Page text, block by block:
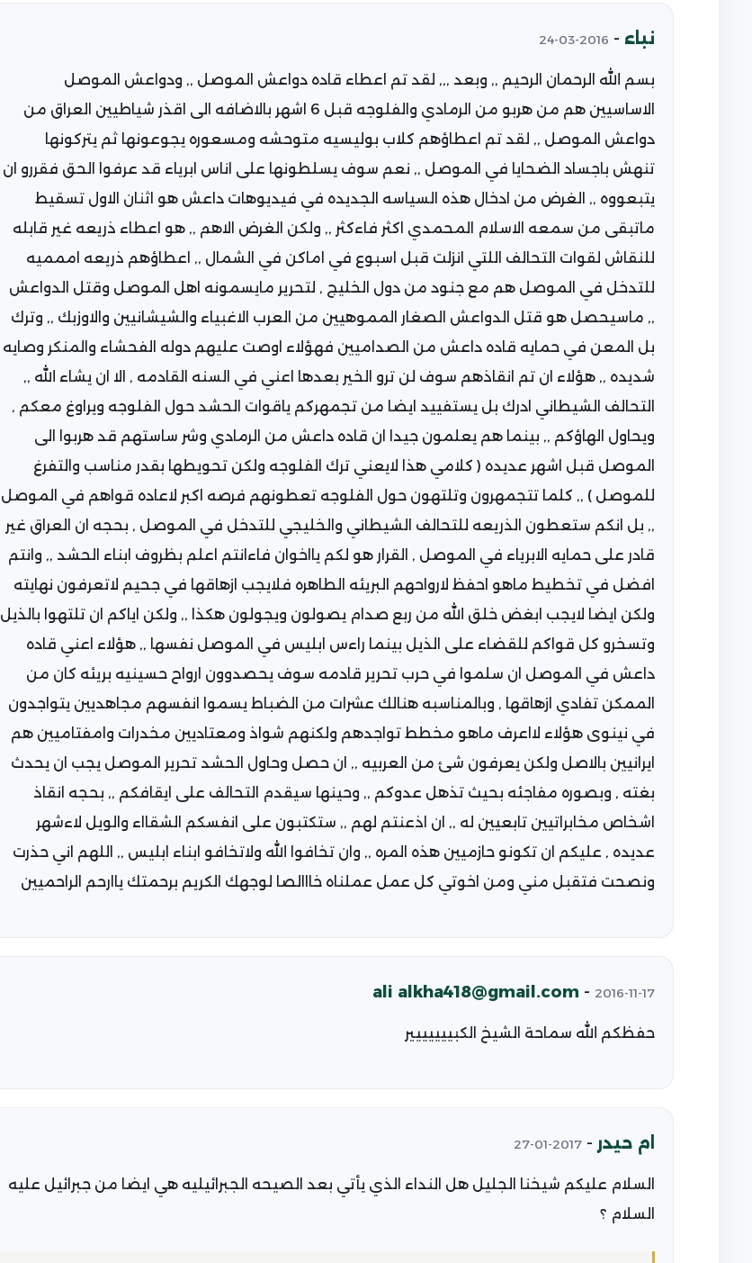
نباء -
2016-03-24
بسم الله الرحمان الرحيم ,, وبعد ,,, لقد تم اعطاء قاده دواعش الموصل ,, ودواعش الموصل
الاساسيين هم من هربو من الرمادي والفلوجه قبل 6 اشهر بالاضافه الى اقذر شياطيين العراق من
دواعش الموصل ,, لقد تم اعطاؤهم كلاب بوليسيه متوحشه ومسعوره يجوعونها ثم يتركونها
تنهش باجساد الضحايا في الموصل ,, نعم سوف يسلطونها على اناس ابرياء قد عرفوا الحق فقررو ان
يتبعووه ,, الغرض من ادخال هذه السياسه الجديده في فيديوهات داعش هو اثنان الاول تسقيط
ماتبقى من سمعه الاسلام المحمدي اكثر فاءكثر ,, ولكن الغرض الاهم ,, هو اعطاء ذريعه غير قابله
للنقاش لقوات التحالف اللتي انزلت قبل اسبوع في اماكن في الشمال ,, اعطاؤهم ذريعه اممميه
للتدخل في الموصل هم مع جنود من دول الخليج , لتحرير مايسمونه اهل الموصل وقتل الدواعش
,, ماسيحصل هو قتل الدواعش الصغار المموهيين من العرب الاغبياء والشيشانيين والاوزبك ,, وترك
بل المعن في حمايه قاده داعش من الصداميين فهؤلاء اوصت عليهم دوله الفحشاء والمنكر وصايه
شديده ,, هؤلاء ان تم انقاذهم سوف لن ترو الخير بعدها اعني في السنه القادمه , الا ان يشاء الله ,,
التحالف الشيطاني ادرك بل يستفييد ايضا من تجمهركم ياقوات الحشد حول الفلوجه ويراوغ معكم ,
ويحاول الهاؤكم ,, بينما هم يعلمون جيدا ان قاده داعش من الرمادي وشر ساستهم قد هربوا الى
الموصل قبل اشهر عديده ( كلامي هذا لايعني ترك الفلوجه ولكن تحويطها بقدر مناسب والتفرغ
للموصل ) ,, كلما تتجمهرون وتلتهون حول الفلوجه تعطونهم فرصه اكبر لاعاده قواهم في الموصل
,, بل انكم ستعطون الذريعه للتحالف الشيطاني والخليجي للتدخل في الموصل , بحجه ان العراق غير
قادر على حمايه الابرياء في الموصل , القرار هو لكم يااخوان فاءانتم اعلم بظروف ابناء الحشد ,, وانتم
افضل في تخطيط ماهو احفظ لارواحهم البريئه الطاهره فلايجب ازهاقها في جحيم لاتعرفون نهايته
ولكن ايضا لايجب ابغض خلق الله من ربع صدام يصولون ويجولون هكذا ,, ولكن اياكم ان تلتهوا بالذيل
وتسخرو كل قواكم للقضاء على الذيل بينما راءس ابليس في الموصل نفسها ,, هؤلاء اعني قاده
داعش في الموصل ان سلموا في حرب تحرير قادمه سوف يحصدوون ارواح حسينيه بريئه كان من
الممكن تفادي ازهاقها , وبالمناسبه هنالك عشرات من الضباط يسموا انفسهم مجاهديين يتواجدون
في نينوى هؤلاء لااعرف ماهو مخطط تواجدهم ولكنهم شواذ ومعتاديين مخدرات وامفتاميين هم
ايرانيين بالاصل ولكن يعرفون شئ من العربيه ,, ان حصل وحاول الحشد تحرير الموصل يجب ان يحدث
بغته , وبصوره مفاجئه بحيث تذهل عدوكم ,, وحينها سيقدم التحالف على ايقافكم ,, بحجه انقاذ
اشخاص مخابراتيين تابعيين له ,, ان اذعنتم لهم ,, ستكتبون على انفسكم الشقااء والويل لاءشهر
عديده , عليكم ان تكونو حازميين هذه المره ,, وان تخافوا الله ولاتخافو ابناء ابليس ,, اللهم اني حذرت
ونصحت فتقبل مني ومن اخوتي كل عمل عملناه خااالصا لوجهك الكريم برحمتك ياارحم الراحميين
ali alkha418@gmail.com - 2016-11-17
حفظكم الله سماحة الشيخ الكبييييييير
ام حيدر -
2017-01-27
السلام عليكم شيخنا الجليل هل النداء الذي يأتي بعد الصيحه الجبرائيليه هي ايضا من جبرائيل عليه
السلام ؟